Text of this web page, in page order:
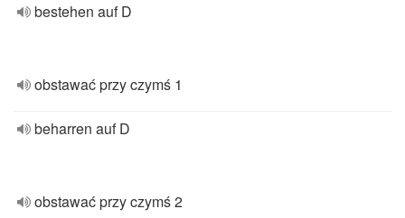
bestehen auf D
obstawać przy czymś 1
beharren auf D
obstawać przy czymś 2